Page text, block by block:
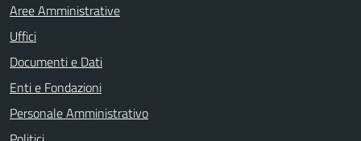
Aree Amministrative
Uffici
Documenti e Dati
Enti e Fondazioni
Personale Amministrativo